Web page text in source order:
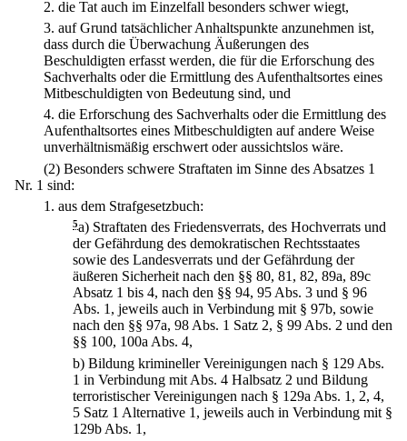
2. die Tat auch im Einzelfall besonders schwer wiegt,
3. auf Grund tatsächlicher Anhaltspunkte anzunehmen ist,
dass durch die Überwachung Äußerungen des
Beschuldigten erfasst werden, die für die Erforschung des
Sachverhalts oder die Ermittlung des Aufenthaltsortes eines
Mitbeschuldigten von Bedeutung sind, und
4. die Erforschung des Sachverhalts oder die Ermittlung des
Aufenthaltsortes eines Mitbeschuldigten auf andere Weise
unverhältnismäßig erschwert oder aussichtslos wäre.
(2) Besonders schwere Straftaten im Sinne des Absatzes 1
Nr. 1 sind:
1. aus dem Strafgesetzbuch:
5a) Straftaten des Friedensverrats, des Hochverrats und
der Gefährdung des demokratischen Rechtsstaates
sowie des Landesverrats und der Gefährdung der
äußeren Sicherheit nach den §§ 80, 81, 82, 89a, 89c
Absatz 1 bis 4, nach den §§ 94, 95 Abs. 3 und § 96
Abs. 1, jeweils auch in Verbindung mit § 97b, sowie
nach den §§ 97a, 98 Abs. 1 Satz 2, § 99 Abs. 2 und den
§§ 100, 100a Abs. 4,
b) Bildung krimineller Vereinigungen nach § 129 Abs.
1 in Verbindung mit Abs. 4 Halbsatz 2 und Bildung
terroristischer Vereinigungen nach § 129a Abs. 1, 2, 4,
5 Satz 1 Alternative 1, jeweils auch in Verbindung mit §
129b Abs. 1,